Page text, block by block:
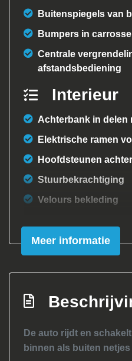
Buitenspiegels van
Bumpers in
Centrale
afstandsbediening
Interieur
Achterbank in delen
Elektrische ramen
Hoofdsteunen achter
Stuurbekrachtiging
Velours bekleding
Overige
Bestuurdersairbag
Passagiersairbag
Zij airbag(s) voor
Meer informatie
De auto rijdt en
binnen als buiten netjes